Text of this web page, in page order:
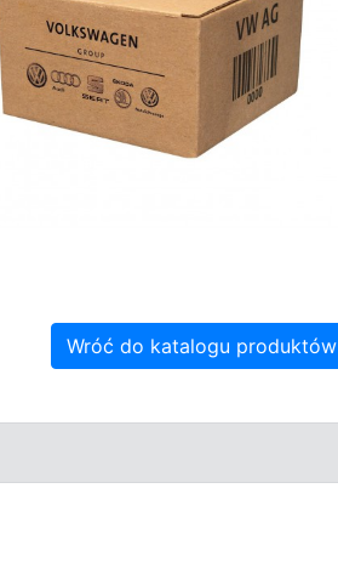
Wróć do katalogu produktów